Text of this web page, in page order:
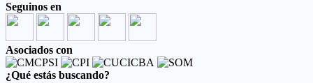
Seguinos en
Asociados con
¿Qué estás buscando?